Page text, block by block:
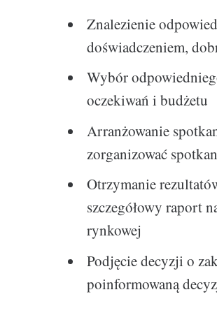
Znalezienie
doświadczeniem,
Wybór
oczekiwań i budżetu
Arranżowanie
zorganizować
Otrzymanie
szczegółowy raport
rynkowej
Podjęcie decyzji o
poinformowaną